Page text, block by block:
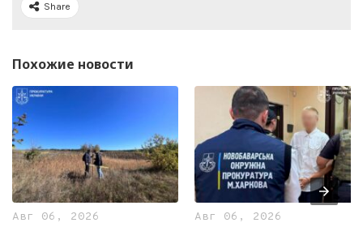
Share
Похожие новости
Авг 06, 2026 Авг 06, 2026